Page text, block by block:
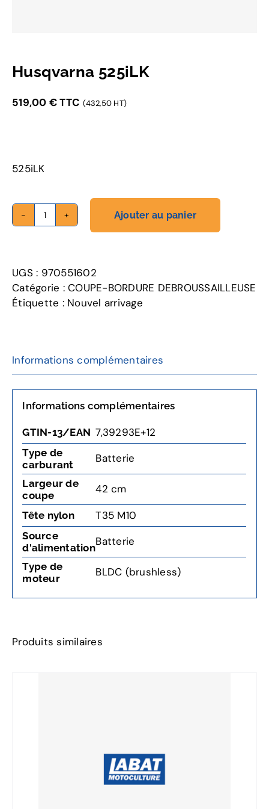
Husqvarna 525iLK
519,00 €TTC (432,50 HT)
525iLK
quantité
525iLK
Ajouter au panier
UGS : 970551602
Catégorie :COUPE-BORDURE DEBROUSSAILLEUSE
Étiquette : Nouvel arrivage
Informations complémentaires
Informations complémentaires
GTIN-13/EAN 7,39293E+12
Type de
carburant
Batterie
Largeur de
coupe
42 cm
Tête nylon T35 M10
Source
d'alimentationBatterie
Type de
moteur
BLDC (brushless)
Produits similaires